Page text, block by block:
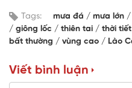
Tags: mưa đá mưa lớn
giông lốc
thiên tai thời tiết
bất thường
vùng cao Lào
Viết bình luận